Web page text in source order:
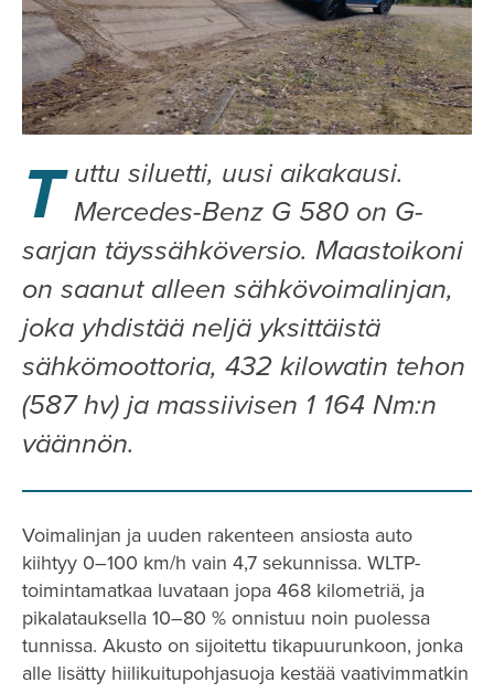
T uttu siluetti, uusi aikakausi.
Mercedes-Benz G 580 on G-
sarjan täyssähköversio. Maastoikoni
on saanut alleen sähkövoimalinjan,
joka yhdistää neljä yksittäistä
sähkömoottoria, 432 kilowatin tehon
(587 hv) ja massiivisen 1 164 Nm:n
väännön.
Voimalinjan ja uuden rakenteen ansiosta auto
kiihtyy 0–100 km/h vain 4,7 sekunnissa. WLTP-
toimintamatkaa luvataan jopa 468 kilometriä, ja
pikalatauksella 10–80 % onnistuu noin puolessa
tunnissa. Akusto on sijoitettu tikapuurunkoon, jonka
alle lisätty hiilikuitupohjasuoja kestää vaativimmatkin